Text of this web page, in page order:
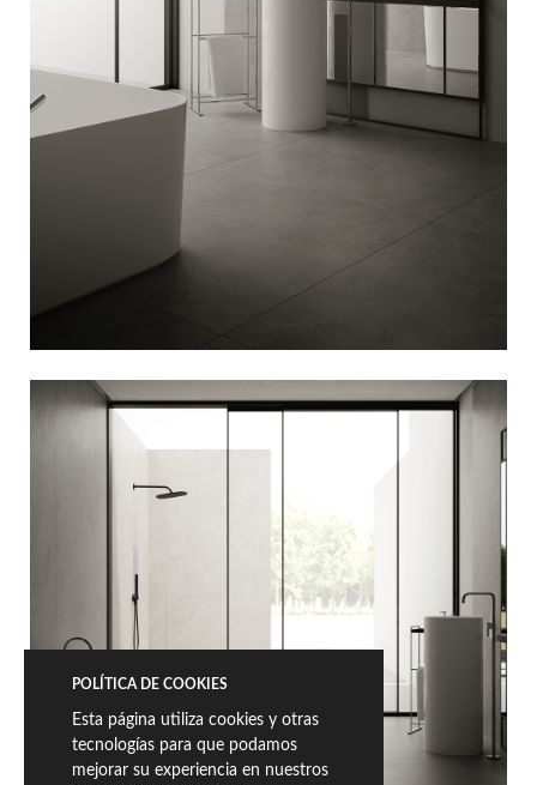
POLÍTICA DE COOKIES
Esta página utiliza cookies y otras
tecnologías para que podamos
mejorar su experiencia en nuestros